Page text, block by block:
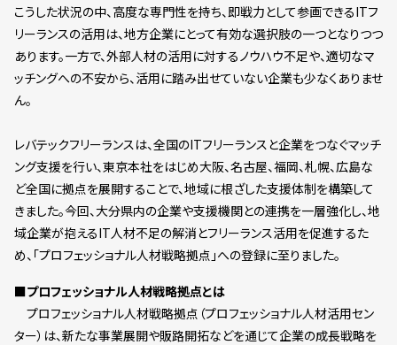
こうした状況の中、高度な専門性を持ち、即戦力として参画できるITフ
リーランスの活用は、地方企業にとって有効な選択肢の一つとなりつつ
あります。一方で、外部人材の活用に対するノウハウ不足や、適切なマ
ッチングへの不安から、活用に踏み出せていない企業も少なくありませ
ん。
レバテックフリーランスは、全国のITフリーランスと企業をつなぐマッチ
ング支援を行い、東京本社をはじめ大阪、名古屋、福岡、札幌、広島な
ど全国に拠点を展開することで、地域に根ざした支援体制を構築して
きました。今回、大分県内の企業や支援機関との連携を一層強化し、地
域企業が抱えるIT人材不足の解消とフリーランス活用を促進するた
め、「プロフェッショナル人材戦略拠点」への登録に至りました。
■プロフェッショナル人材戦略拠点とは
プロフェッショナル人材戦略拠点（プロフェッショナル人材活用セン
ター）は、新たな事業展開や販路開拓などを通じて企業の成長戦略を